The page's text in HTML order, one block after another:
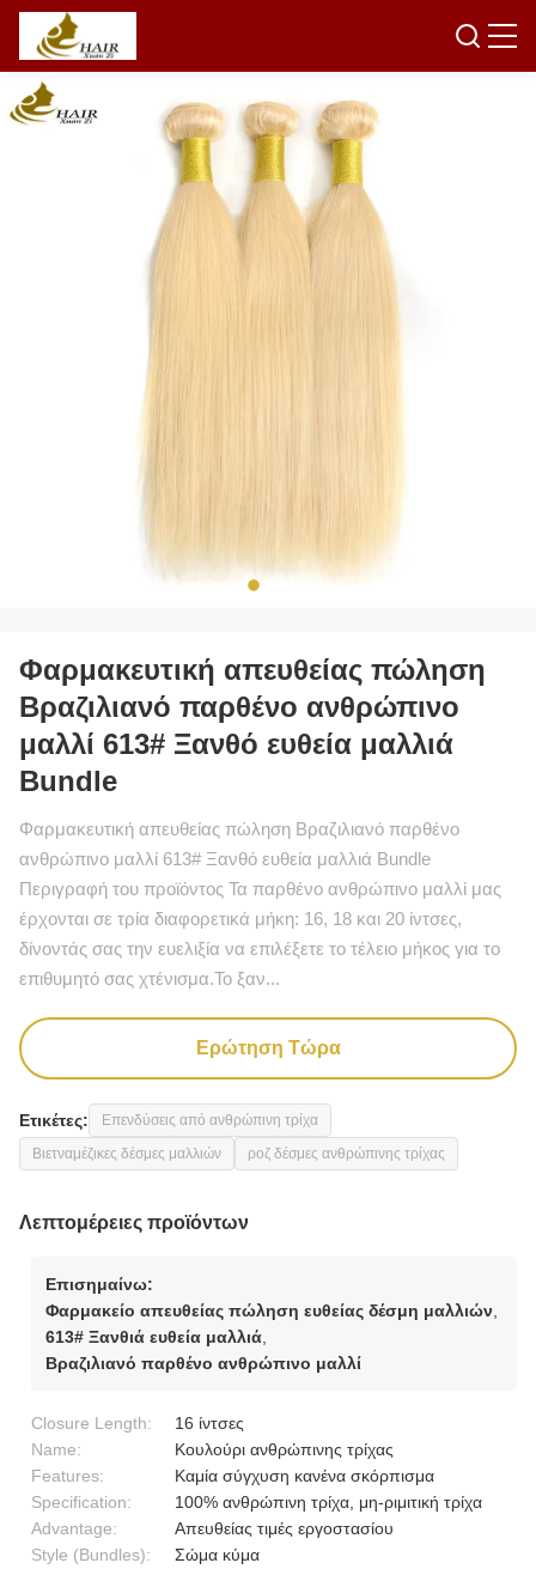
Φαρμακευτική απευθείας πώληση
Βραζιλιανό παρθένο ανθρώπινο
μαλλί 613# Ξανθό ευθεία μαλλιά
Bundle
Φαρμακευτική απευθείας πώληση Βραζιλιανό παρθένο
ανθρώπινο μαλλί 613# Ξανθό ευθεία μαλλιά Bundle
Περιγραφή του προϊόντος Τα παρθένο ανθρώπινο μαλλί μας
έρχονται σε τρία διαφορετικά μήκη: 16, 18 και 20 ίντσες,
δίνοντάς σας την ευελιξία να επιλέξετε το τέλειο μήκος για το
επιθυμητό σας χτένισμα.Το ξαν...
Ερώτηση Τώρα
Ετικέτες:
Επενδύσεις από ανθρώπινη τρίχα
Βιετναμέζικες δέσμες μαλλιών
ροζ δέσμες ανθρώπινης τρίχας
Λεπτομέρειες προϊόντων
Επισημαίνω:
Φαρμακείο απευθείας πώληση ευθείας δέσμη μαλλιών
613# Ξανθιά ευθεία μαλλιά
Βραζιλιανό παρθένο ανθρώπινο μαλλί
Closure Length:
16 ίντσες
Name:
Κουλούρι ανθρώπινης τρίχας
Features:
Καμία σύγχυση κανένα σκόρπισμα
Specification:
100% ανθρώπινη τρίχα, μη-ριμιτική τρίχα
Advantage:
Απευθείας τιμές εργοστασίου
Style (Bundles):
Σώμα κύμα